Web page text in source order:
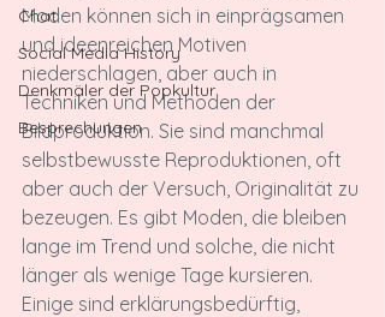
Chat
Social Media History
Denkmäler der Popkultur
Besprechungen
Moden können sich in einprägsamen
und ideenreichen Motiven
niederschlagen, aber auch in
Techniken und Methoden der
Bildproduktion. Sie sind manchmal
selbstbewusste Reproduktionen, oft
aber auch der Versuch, Originalität zu
bezeugen. Es gibt Moden, die bleiben
lange im Trend und solche, die nicht
länger als wenige Tage kursieren.
Einige sind erklärungsbedürftig,